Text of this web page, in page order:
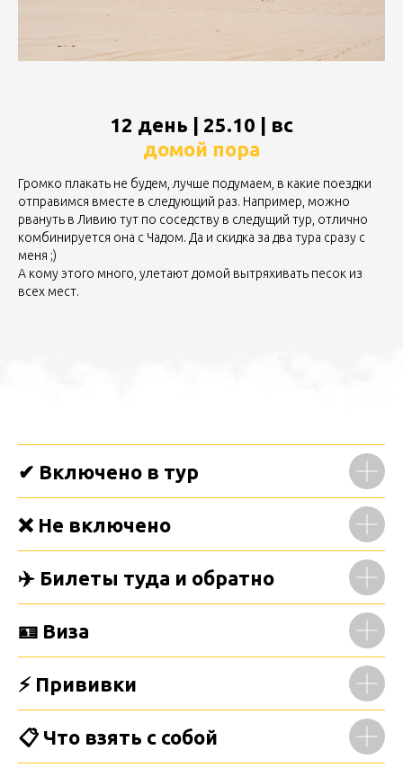
12 день | 25.10 | вс
домой пора
Громко плакать не будем, лучше подумаем, в какие поездки
отправимся вместе в следующий раз. Например, можно
рвануть в Ливию тут по соседству в следущий тур, отлично
комбинируется она с Чадом. Да и скидка за два тура сразу с
меня ;)
А кому этого много, улетают домой вытряхивать песок из
всех мест.
✔ Включено в тур
❌ Не включено
✈️ Билеты туда и обратно
🪪 Виза
⚡ Прививки
📋 Что взять с собой